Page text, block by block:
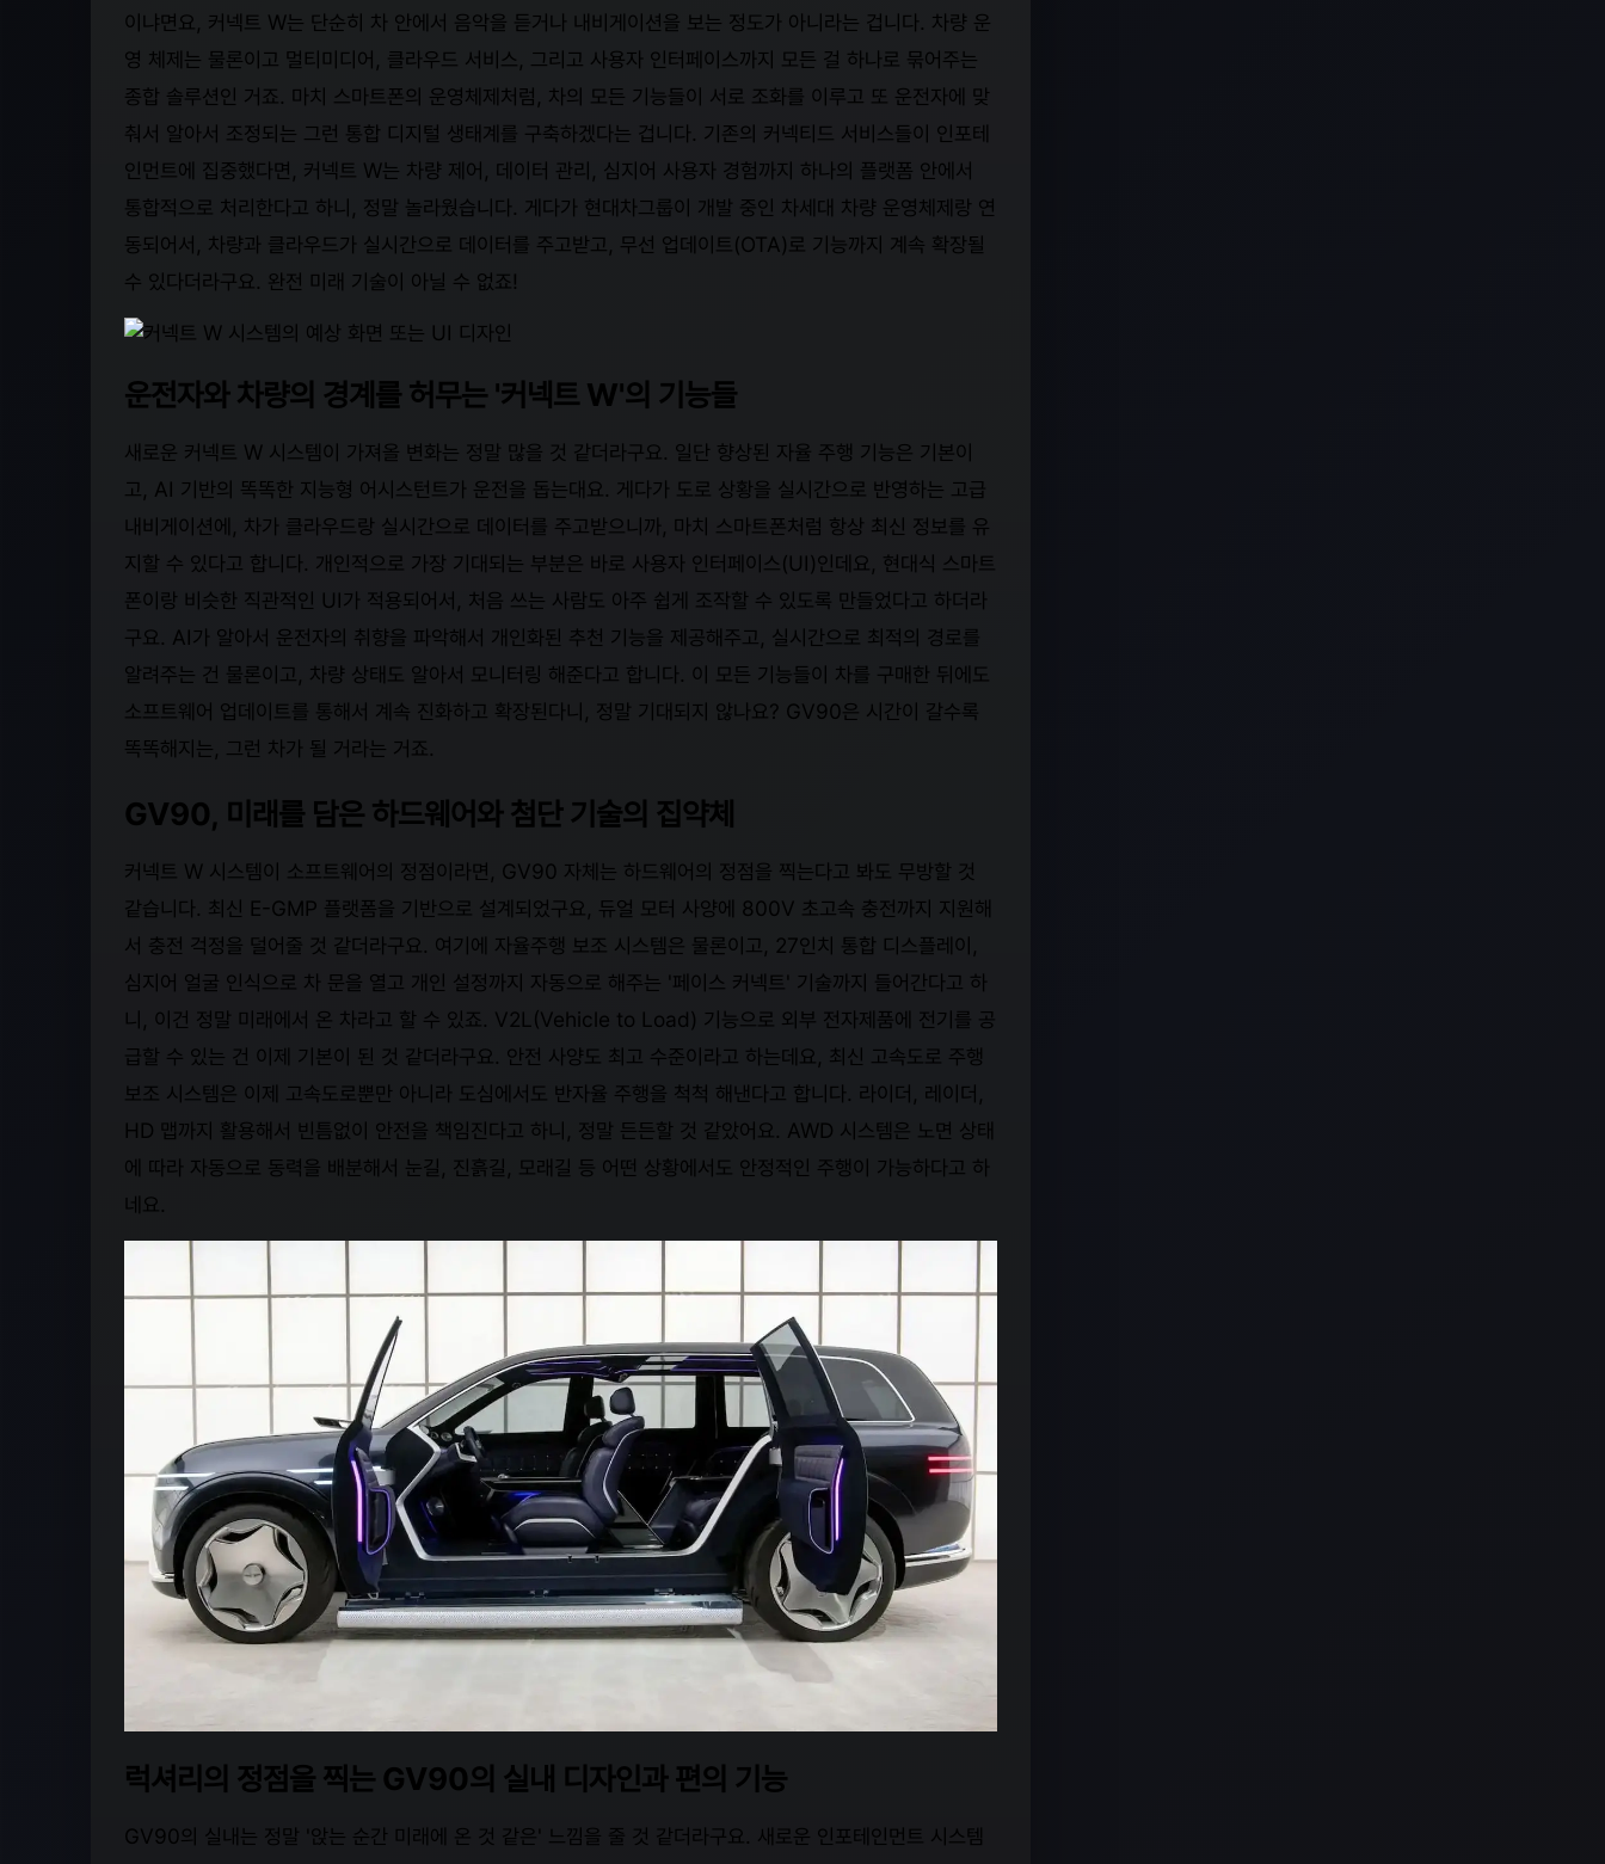
이냐면요, 커넥트 W는 단순히 차 안에서 음악을 듣거나 내비게이션을 보는 정도가 아니라는 겁니다. 차량 운
영 체제는 물론이고 멀티미디어, 클라우드 서비스, 그리고 사용자 인터페이스까지 모든 걸 하나로 묶어주는
종합 솔루션인 거죠. 마치 스마트폰의 운영체제처럼, 차의 모든 기능들이 서로 조화를 이루고 또 운전자에 맞
춰서 알아서 조정되는 그런 통합 디지털 생태계를 구축하겠다는 겁니다. 기존의 커넥티드 서비스들이 인포테
인먼트에 집중했다면, 커넥트 W는 차량 제어, 데이터 관리, 심지어 사용자 경험까지 하나의 플랫폼 안에서
통합적으로 처리한다고 하니, 정말 놀라웠습니다. 게다가 현대차그룹이 개발 중인 차세대 차량 운영체제랑 연
동되어서, 차량과 클라우드가 실시간으로 데이터를 주고받고, 무선 업데이트(OTA)로 기능까지 계속 확장될
수 있다더라구요. 완전 미래 기술이 아닐 수 없죠!
운전자와 차량의 경계를 허무는 '커넥트 W'의 기능들
새로운 커넥트 W 시스템이 가져올 변화는 정말 많을 것 같더라구요. 일단 향상된 자율 주행 기능은 기본이
고, AI 기반의 똑똑한 지능형 어시스턴트가 운전을 돕는대요. 게다가 도로 상황을 실시간으로 반영하는 고급
내비게이션에, 차가 클라우드랑 실시간으로 데이터를 주고받으니까, 마치 스마트폰처럼 항상 최신 정보를 유
지할 수 있다고 합니다. 개인적으로 가장 기대되는 부분은 바로 사용자 인터페이스(UI)인데요, 현대식 스마트
폰이랑 비슷한 직관적인 UI가 적용되어서, 처음 쓰는 사람도 아주 쉽게 조작할 수 있도록 만들었다고 하더라
구요. AI가 알아서 운전자의 취향을 파악해서 개인화된 추천 기능을 제공해주고, 실시간으로 최적의 경로를
알려주는 건 물론이고, 차량 상태도 알아서 모니터링 해준다고 합니다. 이 모든 기능들이 차를 구매한 뒤에도
소프트웨어 업데이트를 통해서 계속 진화하고 확장된다니, 정말 기대되지 않나요? GV90은 시간이 갈수록
똑똑해지는, 그런 차가 될 거라는 거죠.
GV90, 미래를 담은 하드웨어와 첨단 기술의 집약체
커넥트 W 시스템이 소프트웨어의 정점이라면, GV90 자체는 하드웨어의 정점을 찍는다고 봐도 무방할 것
같습니다. 최신 E-GMP 플랫폼을 기반으로 설계되었구요, 듀얼 모터 사양에 800V 초고속 충전까지 지원해
서 충전 걱정을 덜어줄 것 같더라구요. 여기에 자율주행 보조 시스템은 물론이고, 27인치 통합 디스플레이,
심지어 얼굴 인식으로 차 문을 열고 개인 설정까지 자동으로 해주는 '페이스 커넥트' 기술까지 들어간다고 하
니, 이건 정말 미래에서 온 차라고 할 수 있죠. V2L(Vehicle to Load) 기능으로 외부 전자제품에 전기를 공
급할 수 있는 건 이제 기본이 된 것 같더라구요. 안전 사양도 최고 수준이라고 하는데요, 최신 고속도로 주행
보조 시스템은 이제 고속도로뿐만 아니라 도심에서도 반자율 주행을 척척 해낸다고 합니다. 라이더, 레이더,
HD 맵까지 활용해서 빈틈없이 안전을 책임진다고 하니, 정말 든든할 것 같았어요. AWD 시스템은 노면 상태
에 따라 자동으로 동력을 배분해서 눈길, 진흙길, 모래길 등 어떤 상황에서도 안정적인 주행이 가능하다고 하
네요.
럭셔리의 정점을 찍는 GV90의 실내 디자인과 편의 기능
GV90의 실내는 정말 '앉는 순간 미래에 온 것 같은' 느낌을 줄 것 같더라구요. 새로운 인포테인먼트 시스템